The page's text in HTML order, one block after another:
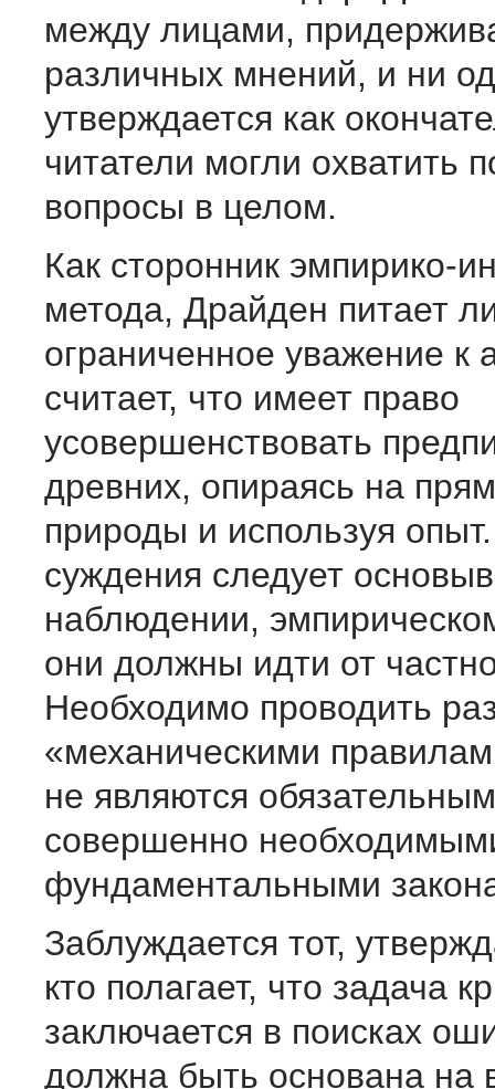
между лицами,
различных мнений, и ни
утверждается как
читатели могли охватить
вопросы в целом.
Как сторонник эмпирико-
метода, Драйден питает
ограниченное уважение к
считает, что имеет право
усовершенствовать
древних, опираясь на
природы и используя
суждения следует
наблюдении,
они должны идти от
Необходимо проводить
«механическими
не являются
совершенно
фундаментальными
Заблуждается тот,
кто полагает, что задача
заключается в поисках
должна быть основана на